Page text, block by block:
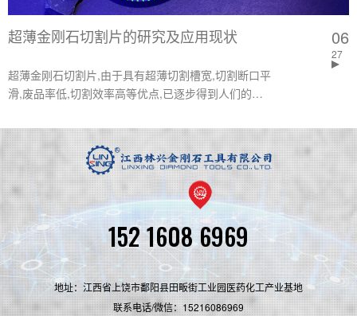
超薄金刚石切割片的研究及应用现状
超薄金刚石切割片,由于具有超薄切割槽宽,切割断口平
滑,废品率低,切割效率高等优点,已逐步得到人们的重
作方法的研究进展及应用现状,介绍了超薄金刚石切割
片的制备方法,包括电镀法和固化树脂法。
06
27
152 1608 6969
地址：江西省上饶市鄱阳县田畈街工业园医药化工产业基地
联系电话/微信：15216086969